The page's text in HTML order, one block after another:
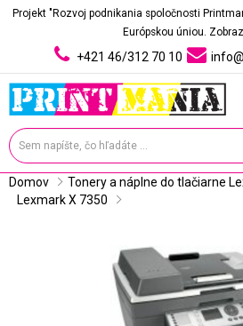
Projekt "Rozvoj podnikania spoločnosti
Európskou úniou.
+421 46/312 70 10
Domov Tonery a náplne do tlačiarne
Lexmark X 7350